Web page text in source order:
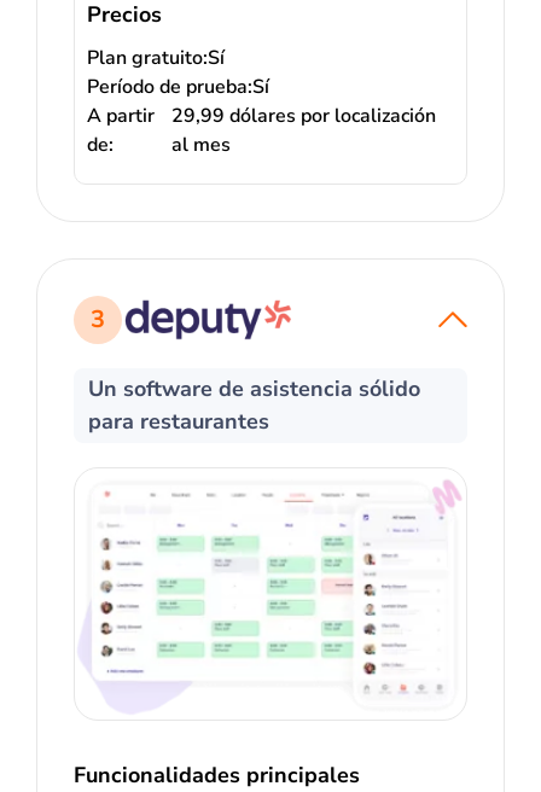
Precios
Plan gratuito:Sí
Período de prueba:Sí
A partir
de:
29,99 dólares por localización
al mes
3
Un software de asistencia sólido
para restaurantes
Funcionalidades principales